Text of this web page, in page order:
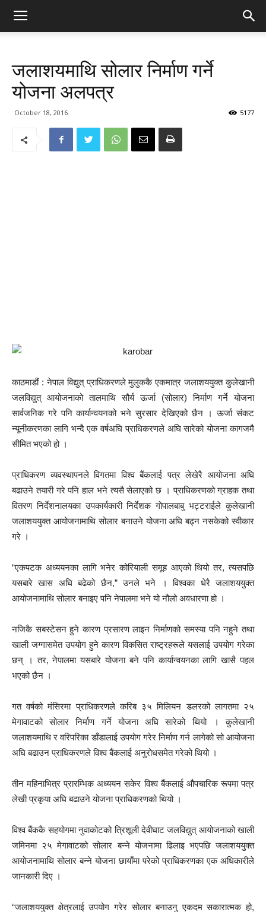
जलाशयमाथि सोलार निर्माण गर्ने
योजना अलपत्र
October 18, 2016 5177
काठमाडौं : नेपाल विद्युत् प्राधिकरणले मुलुककै एकमात्र जलाशययुक्त कुलेखानी
जलविद्युत् आयोजनाको तालमाथि सौर्य ऊर्जा (सोलार) निर्माण गर्ने योजना
सार्वजनिक गरे पनि कार्यान्वयनको भने सुरसार देखिएको छैन । ऊर्जा संकट
न्यूनीकरणका लागि भन्दै एक वर्षअघि प्राधिकरणले अघि सारेको योजना कागजमै
सीमित भएको हो ।
प्राधिकरण व्यवस्थापनले विगतमा विश्व बैंकलाई पत्र लेखेरै आयोजना अघि
बढाउने तयारी गरे पनि हाल भने त्यसै सेलाएको छ । प्राधिकरणको ग्राहक तथा
वितरण निर्देशनालयका उपकार्यकारी निर्देशक गोपालबाबु भट्टराईले कुलेखानी
जलाशययुक्त आयोजनामाथि सोलार बनाउने योजना अघि बढ्न नसकेको स्वीकार
गरे ।
“एकपटक अध्ययनका लागि भनेर कोरियाली समूह आएको थियो तर, त्यसपछि
यसबारे खास अघि बढेको छैन,” उनले भने । विश्वका धेरै जलाशययुक्त
आयोजनामाथि सोलार बनाइए पनि नेपालमा भने यो नौलो अवधारणा हो ।
नजिकै सबस्टेसन हुने कारण प्रसारण लाइन निर्माणको समस्या पनि नहुने तथा
खाली जग्गासमेत उपयोग हुने कारण विकसित राष्ट्रहरूले यसलाई उपयोग गरेका
छन् । तर, नेपालमा यसबारे योजना बने पनि कार्यान्वयनका लागि खासै पहल
भएको छैन ।
गत वर्षको मंसिरमा प्राधिकरणले करिब ३५ मिलियन डलरको लागतमा २५
मेगावाटको सोलार निर्माण गर्ने योजना अघि सारेको थियो । कुलेखानी
जलाशयमाथि र वरिपरिका डाँडालाई उपयोग गरेर निर्माण गर्न लागेको सो आयोजना
अघि बढाउन प्राधिकरणले विश्व बैंकलाई अनुरोधसमेत गरेको थियो ।
तीन महिनाभित्र प्रारम्भिक अध्ययन सकेर विश्व बैंकलाई औपचारिक रूपमा पत्र
लेखी प्रकृया अघि बढाउने योजना प्राधिकरणको थियो ।
विश्व बैंककै सहयोगमा नुवाकोटको त्रिशूली देवीघाट जलविद्युत् आयोजनाको खाली
जमिनमा २५ मेगावाटको सोलार बन्ने योजनामा ढिलाइ भएपछि जलाशययुक्त
आयोजनामाथि सोलार बन्ने योजना छायाँमा परेको प्राधिकरणका एक अधिकारीले
जानकारी दिए ।
“जलाशययुक्त क्षेत्रलाई उपयोग गरेर सोलार बनाउनु एकदम सकारात्मक हो,